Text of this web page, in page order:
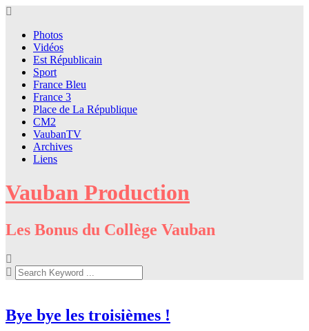
Skip
contentPhotos
Vidéos
Est Républicain
Sport
France Bleu
France 3
Place de La République
CM2
VaubanTV
Archives
Liens
Vauban Production
Les Bonus du Collège Vauban
Bye bye les troisièmes !